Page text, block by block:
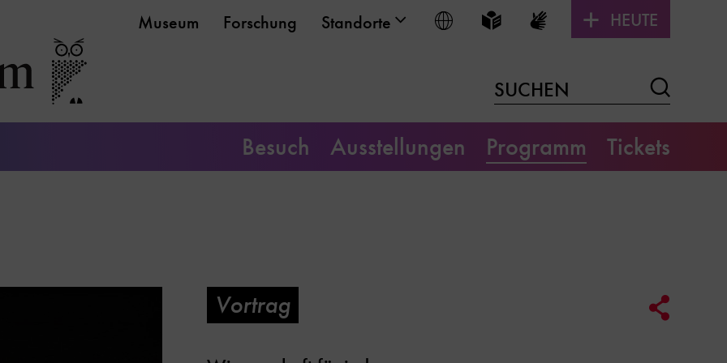
Museum Forschung Standorte Sprache wählen
Leichte Sprache
Gebärdensprache
HEUTE
SUCHEN
Besuch Ausstellungen Programm Tickets
Vortrag